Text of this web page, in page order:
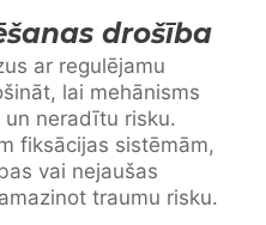
drošība
ar regulējamu
lai mehānisms
neradītu risku.
fiksācijas sistēmām,
vai nejaušas
traumu risku.